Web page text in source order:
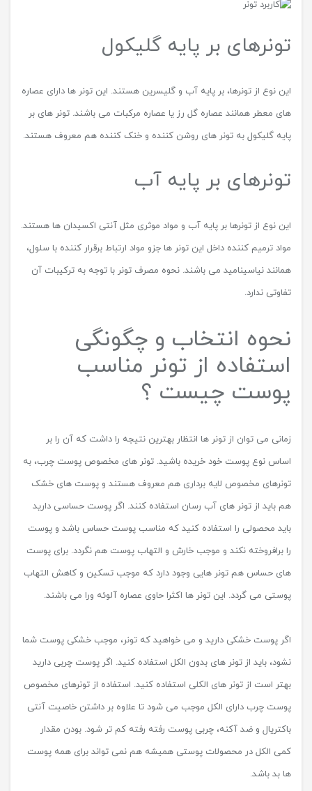
تونرهای بر پایه گلیکول
این نوع از تونرها، بر پایه آب و گلیسرین هستند. این تونر ها دارای عصاره
های معطر همانند عصاره گل رز یا عصاره مرکبات می باشند. تونر های بر
پایه گلیکول به تونر های روشن کننده و خنک کننده هم معروف هستند.
تونرهای بر پایه آب
این نوع از تونرها بر پایه آب و مواد موثری مثل آنتی اکسیدان ها هستند.
مواد ترمیم کننده داخل این تونر ها جزو مواد ارتباط برقرار کننده با سلول،‌
همانند نیاسینامید می باشند. نحوه مصرف تونر با توجه به ترکیبات آن
تفاوتی ندارد.
نحوه انتخاب و چگونگی
استفاده از تونر مناسب
پوست چیست ؟
زمانی می ‌توان از تونر ها انتظار بهترین نتیجه را داشت که آن را بر
اساس نوع پوست خود خریده باشید. تونر های مخصوص پوست‌ چرب، به
تونرهای مخصوص لایه ‌برداری هم معروف هستند و پوست‌ های خشک
هم باید از تونر های آب رسان استفاده کنند. اگر پوست حساسی دارید
باید محصولی را استفاده کنید که مناسب پوست حساس باشد و پوست
را برافروخته نکند و موجب خارش و التهاب پوست هم نگردد. برای پوست
های حساس هم تونر هایی وجود دارد که موجب تسکین و کاهش التهاب
پوستی می گردد. این تونر ها اکثرا حاوی عصاره آلوئه ورا می باشند.
اگر پوست خشکی دارید و می خواهید که تونر، موجب خشکی پوست شما
نشود، باید از تونر های بدون الکل استفاده کنید. اگر پوست چربی دارید
بهتر است از تونر های الکلی استفاده کنید. استفاده از تونرهای مخصوص
پوست چرب دارای الکل موجب می شود تا علاوه بر داشتن خاصیت آنتی
باکتریال و ضد آکنه، چربی پوست رفته رفته کم تر شود. بودن مقدار
کمی الکل در محصولات پوستی همیشه هم نمی تواند برای همه پوست
‌ها بد باشد.